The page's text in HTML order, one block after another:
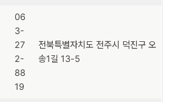
06
3-
27
2-
88
19
전북특별자치도 전주시 덕진구 오
송1길 13-5